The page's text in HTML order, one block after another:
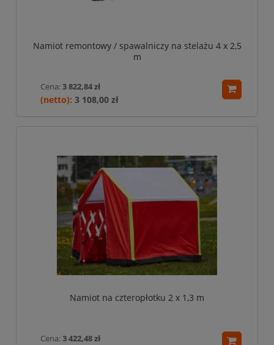
Namiot remontowy / spawalniczy na stelażu 4 x 2,5
m
Cena:3 822,84 zł
3 108,00 zł
Namiot na czteropłotku 2 x 1,3 m
Cena:3 422,48 zł